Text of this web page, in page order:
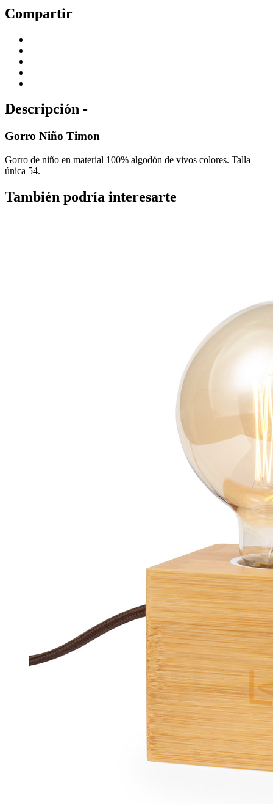
Compartir
Descripción -
Gorro Niño Timon
Gorro de niño en material 100% algodón de vivos colores. Talla
única 54.
También podría interesarte